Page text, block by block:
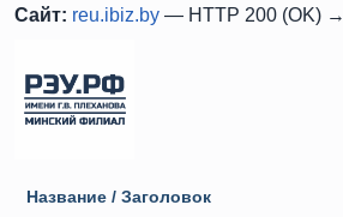
Сайт: reu.ibiz.by — HTTP 200 (OK) →
Название / Заголовок